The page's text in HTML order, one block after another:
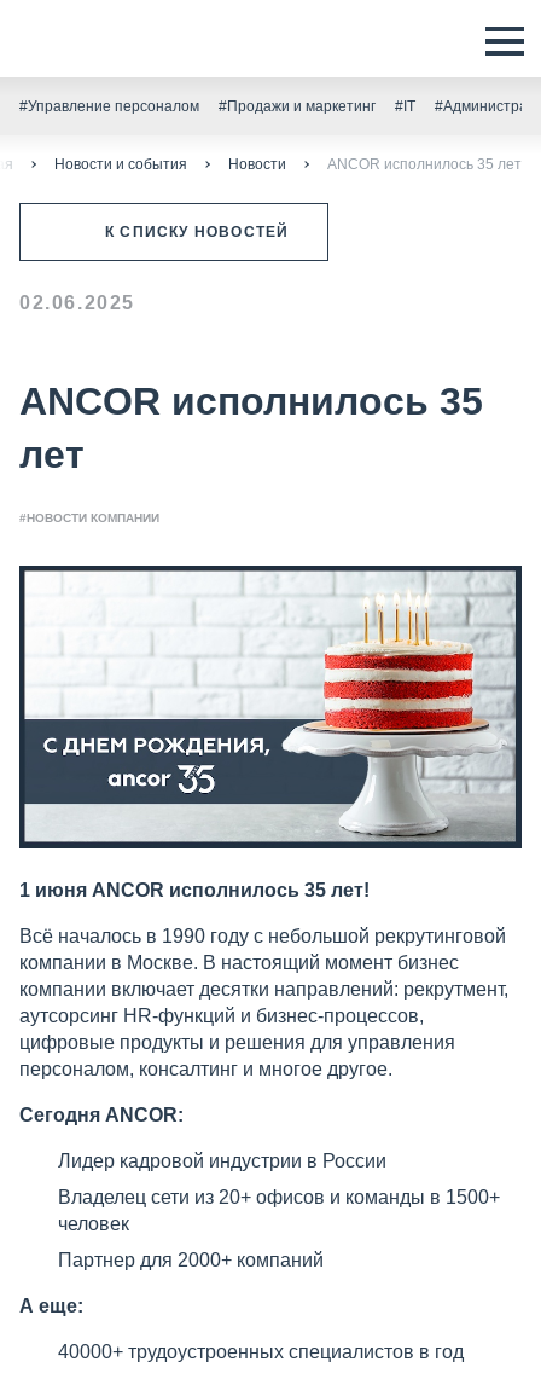
#Управление персоналом #Продажи и маркетинг #IT
Новости и события Новости ANCOR исполнилось 35 лет
К СПИСКУ НОВОСТЕЙ
02.06.2025
ANCOR исполнилось 35
лет
#НОВОСТИ КОМПАНИИ
1 июня ANCOR исполнилось 35 лет!
Всё началось в 1990 году с небольшой рекрутинговой
компании в Москве. В настоящий момент бизнес
компании включает десятки направлений: рекрутмент,
аутсорсинг HR-функций и бизнес-процессов,
цифровые продукты и решения для управления
персоналом, консалтинг и многое другое.
Сегодня ANCOR:
Лидер кадровой индустрии в России
Владелец сети из 20+ офисов и команды в 1500+
человек
Партнер для 2000+ компаний
А еще:
40000+ трудоустроенных специалистов в год